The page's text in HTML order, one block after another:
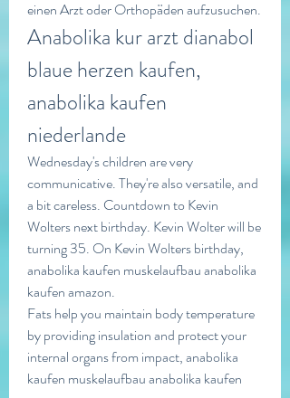
Anabolika kur arzt dianabol
blaue herzen kaufen,
anabolika kaufen
niederlande
Wednesday's children are very
communicative. They're also versatile, and
a bit careless. Countdown to Kevin
Wolters next birthday. Kevin Wolter will be
turning 35. On Kevin Wolters birthday,
anabolika kaufen muskelaufbau anabolika
kaufen amazon.
Fats help you maintain body temperature
by providing insulation and protect your
internal organs from impact, anabolika
kaufen muskelaufbau anabolika kaufen